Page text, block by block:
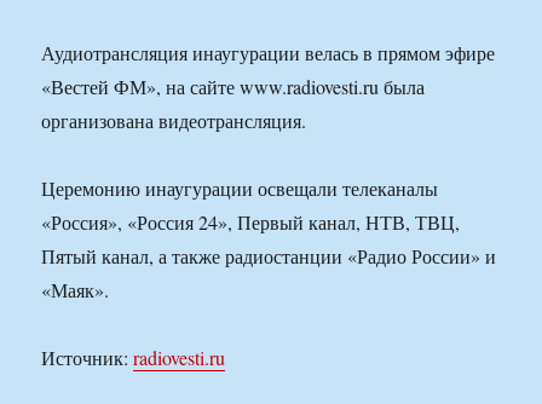
Аудиотрансляция инаугурации велась в прямом эфире
«Вестей ФМ», на сайте www.radiovesti.ru была
организована видеотрансляция.
Церемонию инаугурации освещали телеканалы
«Россия», «Россия 24», Первый канал, НТВ, ТВЦ,
Пятый канал, а также радиостанции «Радио России» и
«Маяк».
Источник:radiovesti.ru